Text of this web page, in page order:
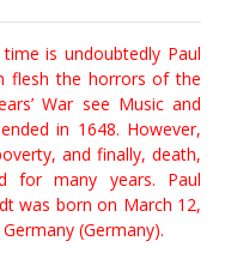
is undoubtedly Paul
flesh the horrors of the
War see Music and
in 1648. However,
and finally, death,
for many years. Paul
was born on March 12,
(Germany).